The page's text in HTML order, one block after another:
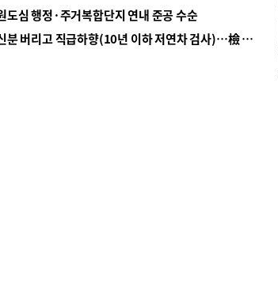
도심 행정·주거복합단지 연내 준공 수순
■ 검사 신분 버리고 직급하향(10년 이하 저연차 검사)…檢 중수청행 기피